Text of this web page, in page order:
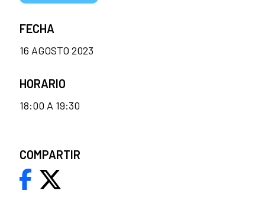
FECHA
16 AGOSTO 2023
HORARIO
18:00 A 19:30
COMPARTIR